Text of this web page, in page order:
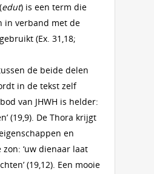
edut) is een term die
in verband met de
(Ex. 31,18;
de beide delen
in de tekst zelf
van JHWH is helder:
(19,9). De Thora krijgt
en
‘uw dienaar laat
(19,12). Een mooie